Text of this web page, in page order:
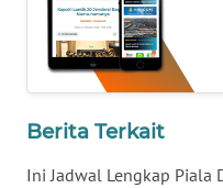
Berita Terkait
Ini Jadwal Lengkap Piala
WN
BABEL
SUMBAR